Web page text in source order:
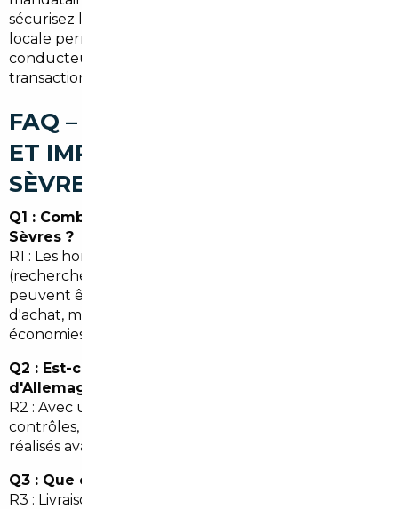
sécurisez l'achat et gagnez du temps. L'expertise
locale permet d'anticiper les besoins spécifiques des
conducteurs en Île-de-France et d'assurer une
transaction transparente.
FAQ – COURTIER AUTOMOBILE
ET IMPORT DE VOITURE À
SÈVRES
Q1 : Combien coûte l'intervention d'un courtier à
Sèvres ?
R1 : Les honoraires varient selon la prestation
(recherche simple à accompagnement complet). Ils
peuvent être forfaitaires ou en pourcentage du prix
d'achat, mais restent souvent compensés par les
économies réalisées.
Q2 : Est-ce risqué d'importer une voiture
d'Allemagne vers Sèvres ?
R2 : Avec un courtier sérieux, le risque est limité :
contrôles, vérification d'historique et conformité sont
réalisés avant l'achat.
Q3 : Que comprend la livraison à Sèvres ?
R3 : Livraison, remise des documents, aide à